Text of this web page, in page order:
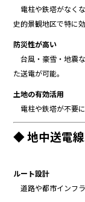
電柱や鉄塔がなく
史的景観地区で特に効
防災性が高い
台風・豪雪・地震
た送電が可能。
土地の有効活用
電柱や鉄塔が不要
◆ 地中送電
ルート設計
道路や都市インフ